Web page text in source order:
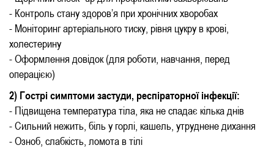
- Контроль стану здоров’я при хронічних хворобах
- Моніторинг артеріального тиску, рівня цукру в крові,
холестерину
- Оформлення довідок (для роботи, навчання, перед
операцією)
2) Гострі симптоми застуди, респіраторної інфекції:
- Підвищена температура тіла, яка не спадає кілька днів
- Сильний нежить, біль у горлі, кашель, утруднене дихання
- Озноб, слабкість, ломота в тілі